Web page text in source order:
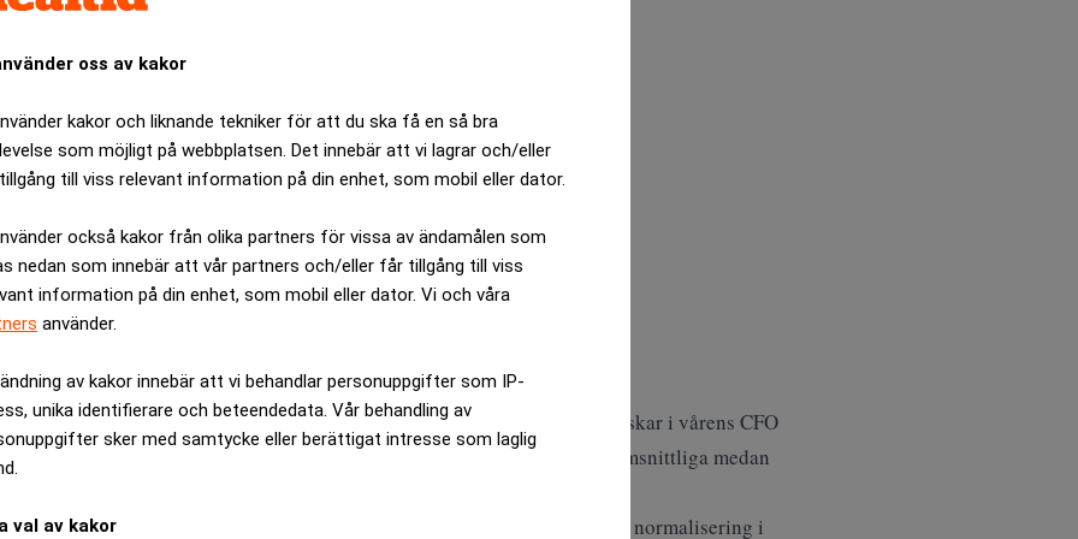
oss av kakor
kakor och liknande tekniker för att du ska få en så bra
som möjligt på webbplatsen. Det innebär att vi lagrar och/eller
till viss relevant information på din enhet, som mobil eller dator.
också kakor från olika partners för vissa av ändamålen som
nedan som innebär att vår partners och/eller får tillgång till viss
information på din enhet, som mobil eller dator. Vi och våra
använder.
av kakor innebär att vi behandlar personuppgifter som IP-
unika identifierare och beteendedata. Vår behandling av
sker med samtycke eller berättigat intresse som laglig
val av kakor
som fördelaktiga under de kommande sex månaderna minskar i vårens CFO
i höstens undersökning. En stor andel, 45 procent, ser dem som genomsnittliga medan
Det framgår av ett pressmeddelande.
på väg tillbaka till ett mer normalt läge, med öppnade samhällen och en normalisering i